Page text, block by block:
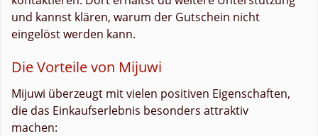
und kannst klären, warum der Gutschein nicht
eingelöst werden kann.
Die Vorteile von Mijuwi
Mijuwi überzeugt mit vielen positiven Eigenschaften,
die das Einkaufserlebnis besonders attraktiv
machen: